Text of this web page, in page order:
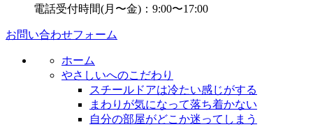
電話受付時間(月〜金)：9:00〜17:00
お問い合わせフォーム
ホーム
やさしいへのこだわり
スチールドアは冷たい感じがする
まわりが気になって落ち着かない
自分の部屋がどこか迷ってしまう